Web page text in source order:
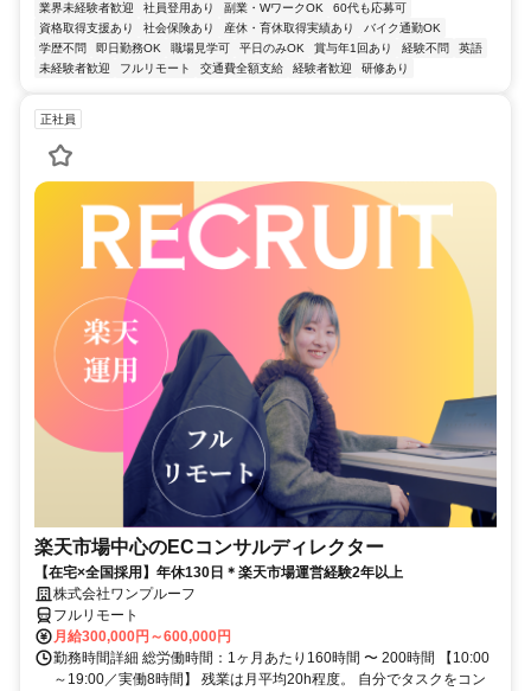
業界未経験者歓迎 社員登用あり 副業・WワークOK
60代も応募可
資格取得支援あり
社会保険あり 産休・育休取得実績あり
バイク通勤OK
学歴不問
即日勤務OK 職場見学可 平日のみOK 賞与年1回あり 経験不問
英語
未経験者歓迎
フルリモート 交通費全額支給 経験者歓迎 研修あり
正社員
楽天市場中心のECコンサルディレクター
【在宅×全国採用】年休130日＊楽天市場運営経験2年以上
株式会社ワンプルーフ
フルリモート
月給300,000円～600,000円
勤務時間詳細 総労働時間：1ヶ月あたり160時間 〜 200時間 【10:00
～19:00／実働8時間】 残業は月平均20h程度。 自分でタスクをコン